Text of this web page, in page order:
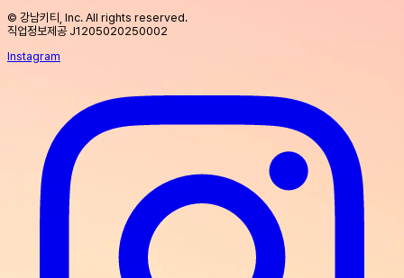
© 강남키티, Inc. All rights reserved.
직업정보제공 J1205020250002
Instagram